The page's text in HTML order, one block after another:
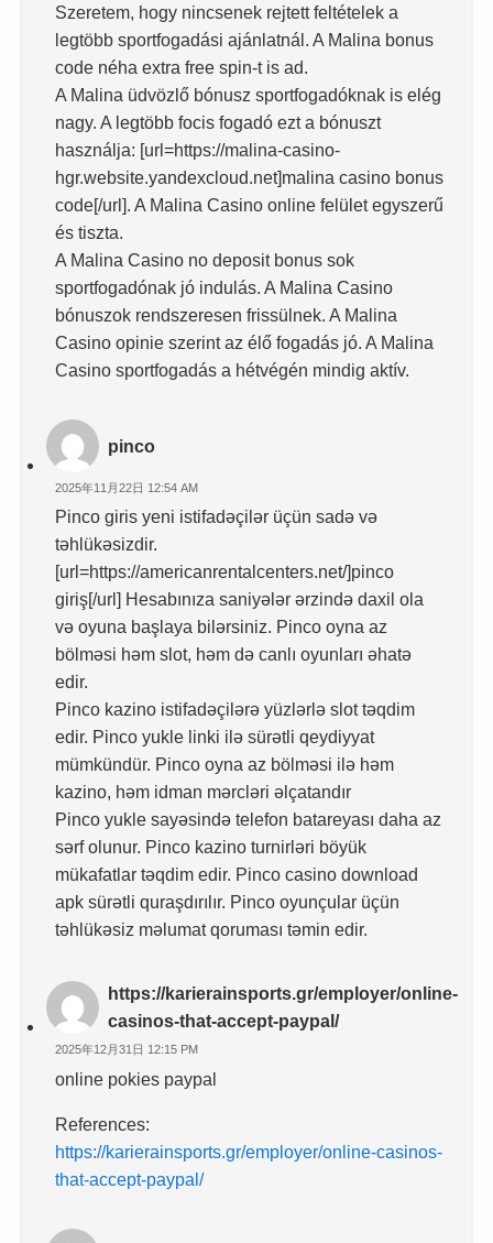
Szeretem, hogy nincsenek rejtett feltételek a
legtöbb sportfogadási ajánlatnál. A Malina bonus
code néha extra free spin-t is ad.
A Malina üdvözlő bónusz sportfogadóknak is elég
nagy. A legtöbb focis fogadó ezt a bónuszt
használja: [url=https://malina-casino-
hgr.website.yandexcloud.net]malina casino bonus
code[/url]. A Malina Casino online felület egyszerű
és tiszta.
A Malina Casino no deposit bonus sok
sportfogadónak jó indulás. A Malina Casino
bónuszok rendszeresen frissülnek. A Malina
Casino opinie szerint az élő fogadás jó. A Malina
Casino sportfogadás a hétvégén mindig aktív.
pinco
2025年11月22日 12:54 AM
Pinco giris yeni istifadəçilər üçün sadə və
təhlükəsizdir.
[url=https://americanrentalcenters.net/]pinco
giriş[/url] Hesabınıza saniyələr ərzində daxil ola
və oyuna başlaya bilərsiniz. Pinco oyna az
bölməsi həm slot, həm də canlı oyunları əhatə
edir.
Pinco kazino istifadəçilərə yüzlərlə slot təqdim
edir. Pinco yukle linki ilə sürətli qeydiyyat
mümkündür. Pinco oyna az bölməsi ilə həm
kazino, həm idman mərcləri əlçatandır
Pinco yukle sayəsində telefon batareyası daha az
sərf olunur. Pinco kazino turnirləri böyük
mükafatlar təqdim edir. Pinco casino download
apk sürətli quraşdırılır. Pinco oyunçular üçün
təhlükəsiz məlumat qoruması təmin edir.
https://karierainsports.gr/employer/online-
casinos-that-accept-paypal/
2025年12月31日 12:15 PM
online pokies paypal
References:
https://karierainsports.gr/employer/online-casinos-
that-accept-paypal/